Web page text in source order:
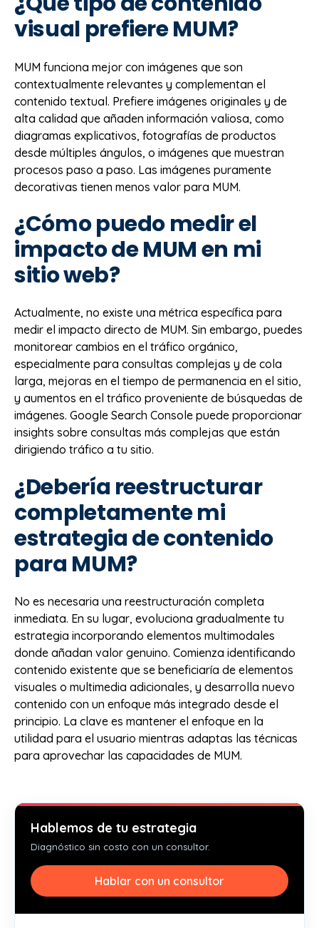
visual prefiere MUM?
MUM funciona mejor con imágenes que son
contextualmente relevantes y complementan el
contenido textual. Prefiere imágenes originales y de
alta calidad que añaden información valiosa, como
diagramas explicativos, fotografías de productos
desde múltiples ángulos, o imágenes que muestran
procesos paso a paso. Las imágenes puramente
decorativas tienen menos valor para MUM.
¿Cómo puedo medir el
impacto de MUM en mi
sitio web?
Actualmente, no existe una métrica específica para
medir el impacto directo de MUM. Sin embargo, puedes
monitorear cambios en el tráfico orgánico,
especialmente para consultas complejas y de cola
larga, mejoras en el tiempo de permanencia en el sitio,
y aumentos en el tráfico proveniente de búsquedas de
imágenes. Google Search Console puede proporcionar
insights sobre consultas más complejas que están
dirigiendo tráfico a tu sitio.
¿Debería reestructurar
completamente mi
estrategia de contenido
para MUM?
No es necesaria una reestructuración completa
inmediata. En su lugar, evoluciona gradualmente tu
estrategia incorporando elementos multimodales
donde añadan valor genuino. Comienza identificando
contenido existente que se beneficiaría de elementos
visuales o multimedia adicionales, y desarrolla nuevo
contenido con un enfoque más integrado desde el
principio. La clave es mantener el enfoque en la
utilidad para el usuario mientras adaptas las técnicas
para aprovechar las capacidades de MUM.
Hablemos de tu estrategia
Diagnóstico sin costo con un consultor.
Hablar con un consultor